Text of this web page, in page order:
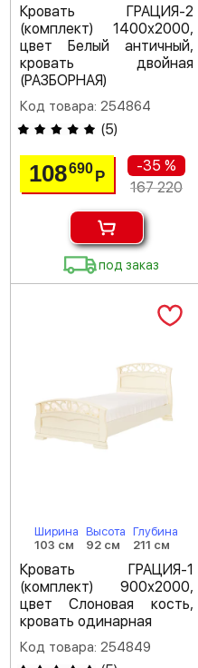
Кровать ГРАЦИЯ-2
(комплект) 1400х2000,
цвет Белый античный,
кровать двойная
(РАЗБОРНАЯ)
Код товара: 254864
(5)
108690Р
-35 %
167 220
под заказ
Ширина
103 см
Высота
92 см
Глубина
211 см
Кровать ГРАЦИЯ-1
(комплект) 900х2000,
цвет Слоновая кость,
кровать одинарная
Код товара: 254849